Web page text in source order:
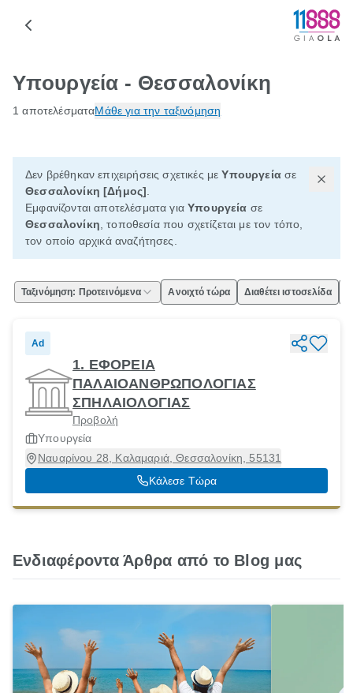
Υπουργεία - Θεσσαλονίκη
1 αποτελέσματαΜάθε για την ταξινόμηση
Δεν βρέθηκαν επιχειρήσεις σχετικές μεΥπουργεία σε
Θεσσαλονίκη [Δήμος]
Εμφανίζονται αποτελέσματα γιαΥπουργεία σε
Θεσσαλονίκη , τοποθεσία που σχετίζεται με τον τόπο,
τον οποίο αρχικά αναζήτησες.
Ταξινόμηση: Προτεινόμενα Ανοιχτό τώρα Διαθέτει ιστοσελίδα
Ad
1. ΕΦΟΡΕΙΑ
ΠΑΛΑΙΟΑΝΘΡΩΠΟΛΟΓΙΑΣ
ΣΠΗΛΑΙΟΛΟΓΙΑΣ
Προβολή
Υπουργεία
Ναυαρίνου 28, Καλαμαριά, Θεσσαλονίκη, 55131
Κάλεσε Τώρα
Ενδιαφέροντα Άρθρα από το Blog μας